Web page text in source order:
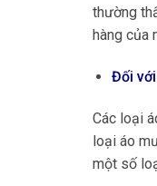
thường
hàng của
Đối
Các loại
loại áo
một số